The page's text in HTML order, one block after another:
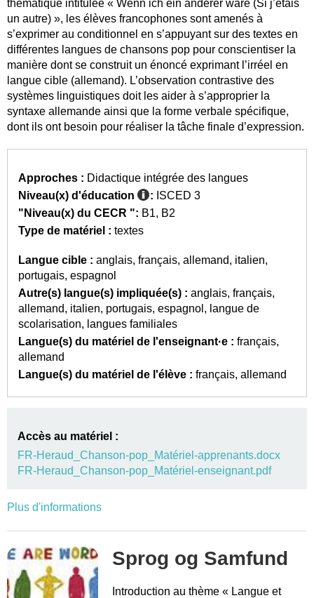
thématique intitulée « Wenn ich ein anderer wäre (Si j’étais
un autre) », les élèves francophones sont amenés à
s’exprimer au conditionnel en s’appuyant sur des textes en
différentes langues de chansons pop pour conscientiser la
manière dont se construit un énoncé exprimant l’irréel en
langue cible (allemand). L’observation contrastive des
systèmes linguistiques doit les aider à s’approprier la
syntaxe allemande ainsi que la forme verbale spécifique,
dont ils ont besoin pour réaliser la tâche finale d’expression.
Approches : Didactique intégrée des langues
Niveau(x) d'éducation
: ISCED 3
"Niveau(x) du CECR ": B1
B2
Type de matériel : textes
Langue cible : anglais français allemand
italien
portugais espagnol
Autre(s) langue(s) impliquée(s) : anglais français
allemand
italien portugais espagnol
langue de
scolarisation
langues familiales
Langue(s) du matériel de l'enseignant·e : français
allemand
Langue(s) du matériel de l'élève : français allemand
Accès au matériel :
FR-Heraud_Chanson-pop_Matériel-apprenants.docx
FR-Heraud_Chanson-pop_Matériel-enseignant.pdf
Plus d'informations
Sprog og Samfund
Introduction au thème « Langue et